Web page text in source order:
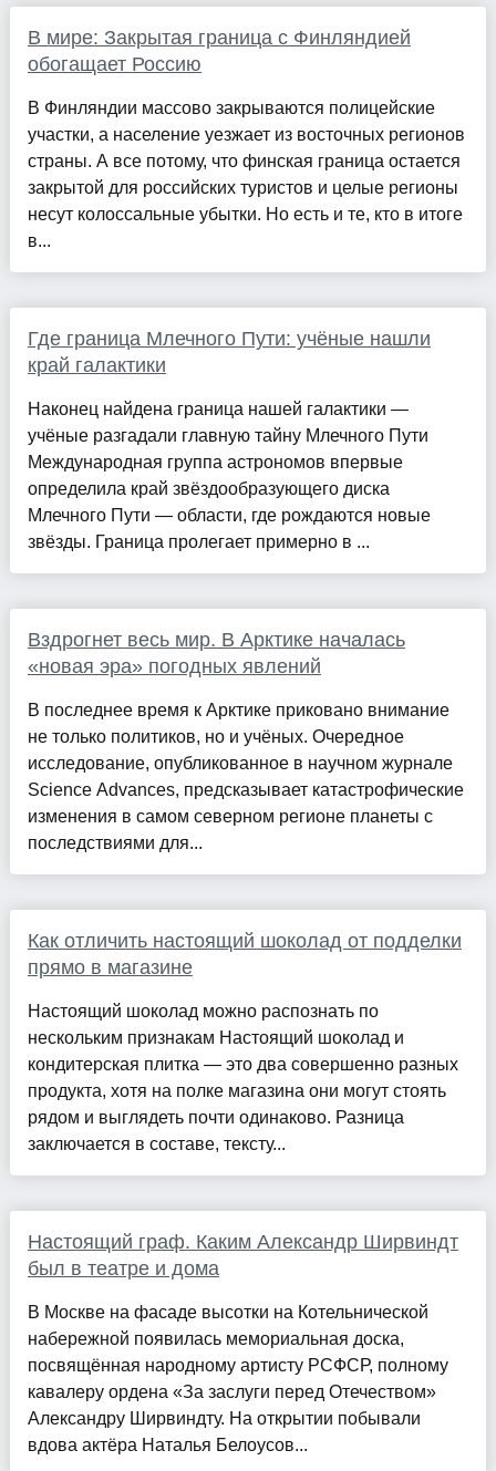
В мире: Закрытая граница с Финляндией
обогащает Россию
В Финляндии массово закрываются полицейские
участки, а население уезжает из восточных регионов
страны. А все потому, что финская граница остается
закрытой для российских туристов и целые регионы
несут колоссальные убытки. Но есть и те, кто в итоге
в...
Где граница Млечного Пути: учёные нашли
край галактики
Наконец найдена граница нашей галактики —
учёные разгадали главную тайну Млечного Пути
Международная группа астрономов впервые
определила край звёздообразующего диска
Млечного Пути — области, где рождаются новые
звёзды. Граница пролегает примерно в ...
Вздрогнет весь мир. В Арктике началась
«новая эра» погодных явлений
В последнее время к Арктике приковано внимание
не только политиков, но и учёных. Очередное
исследование, опубликованное в научном журнале
Science Advances, предсказывает катастрофические
изменения в самом северном регионе планеты с
последствиями для...
Как отличить настоящий шоколад от подделки
прямо в магазине
Настоящий шоколад можно распознать по
нескольким признакам Настоящий шоколад и
кондитерская плитка — это два совершенно разных
продукта, хотя на полке магазина они могут стоять
рядом и выглядеть почти одинаково. Разница
заключается в составе, тексту...
Настоящий граф. Каким Александр Ширвиндт
был в театре и дома
В Москве на фасаде высотки на Котельнической
набережной появилась мемориальная доска,
посвящённая народному артисту РСФСР, полному
кавалеру ордена «За заслуги перед Отечеством»
Александру Ширвиндту. На открытии побывали
вдова актёра Наталья Белоусов...